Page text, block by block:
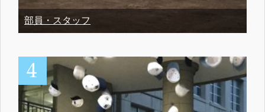
部員・スタッフ